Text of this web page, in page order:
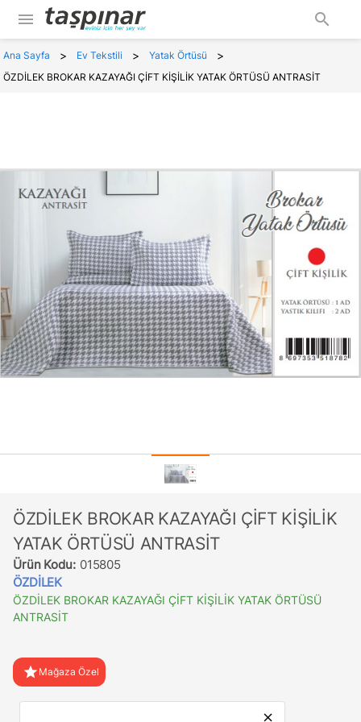
menu search
Ana Sayfa > Ev Tekstili > Yatak Örtüsü >
ÖZDİLEK BROKAR KAZAYAĞI ÇİFT KİŞİLİK YATAK ÖRTÜSÜ ANTRASİT
ÖZDİLEK BROKAR KAZAYAĞI ÇİFT KİŞİLİK
YATAK ÖRTÜSÜ ANTRASİT
Ürün Kodu: 015805
ÖZDİLEK
ÖZDİLEK BROKAR KAZAYAĞI ÇİFT KİŞİLİK YATAK ÖRTÜSÜ
ANTRASİT
star Mağaza Özel
close